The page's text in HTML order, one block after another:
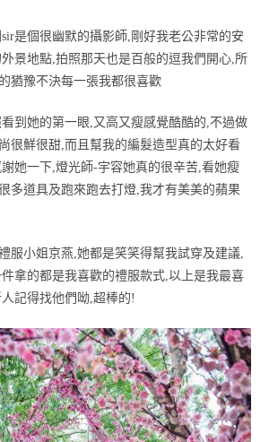
是個很幽默的攝影師,剛好我老公非常的安
景地點,拍照那天也是百般的逗我們開心,所
猶豫不決每一張我都很喜歡
到她的第一眼,又高又瘦感覺酷酷的,不過做
很鮮很甜,而且幫我的編髮造型真的太好看
謝她一下,燈光師-宇容她真的很辛苦,看她瘦
多道具及跑來跑去打燈,我才有美美的蘋果
服小姐京燕,她都是笑笑得幫我試穿及建議,
拿的都是我喜歡的禮服款式,以上是我最喜
記得找他們呦,超棒的!